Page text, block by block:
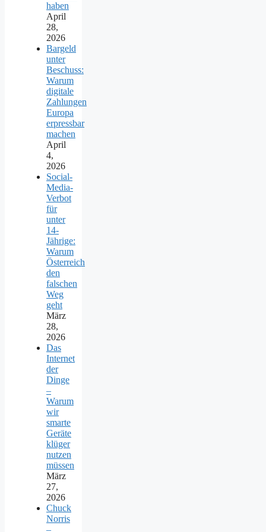
haben
April
28,
2026
Bargeld
unter
Beschuss:
Warum
digitale
Zahlungen
Europa
erpressbar
machen
April
4,
2026
Social-
Media-
Verbot
für
unter
14-
Jährige:
Warum
Österreich
den
falschen
Weg
geht
März
28,
2026
Das
Internet
der
Dinge
–
Warum
wir
smarte
Geräte
klüger
nutzen
müssen
März
27,
2026
Chuck
Norris
–